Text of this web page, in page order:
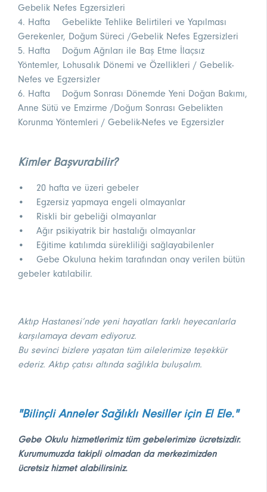
Gebelik Nefes Egzersizleri
4. Hafta Gebelikte Tehlike Belirtileri ve Yapılması
Gerekenler, Doğum Süreci /Gebelik Nefes Egzersizleri
5. Hafta Doğum Ağrıları ile Baş Etme İlaçsız
Yöntemler, Lohusalık Dönemi ve Özellikleri / Gebelik-
Nefes ve Egzersizler
6. Hafta Doğum Sonrası Dönemde Yeni Doğan Bakımı,
Anne Sütü ve Emzirme /Doğum Sonrası Gebelikten
Korunma Yöntemleri / Gebelik-Nefes ve Egzersizler
Kimler Başvurabilir?
• 20 hafta ve üzeri gebeler
• Egzersiz yapmaya engeli olmayanlar
• Riskli bir gebeliği olmayanlar
• Ağır psikiyatrik bir hastalığı olmayanlar
• Eğitime katılımda sürekliliği sağlayabilenler
• Gebe Okuluna hekim tarafından onay verilen bütün
gebeler katılabilir.
Aktıp Hastanesi’nde yeni hayatları farklı heyecanlarla
karşılamaya devam ediyoruz.
Bu sevinci bizlere yaşatan tüm ailelerimize teşekkür
ederiz. Aktıp çatısı altında sağlıkla buluşalım.
"Bilinçli Anneler Sağlıklı Nesiller için El Ele."
Gebe Okulu hizmetlerimiz tüm gebelerimize ücretsizdir.
Kurumumuzda takipli olmadan da merkezimizden
ücretsiz hizmet alabilirsiniz.